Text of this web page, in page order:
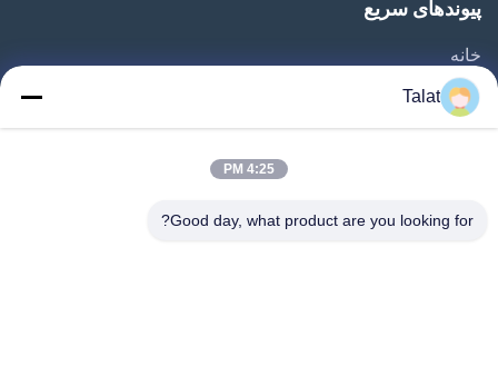
پیوندهای سریع
خانه
محصولات
دربارهی ما
کنترل کیفیت
Talat
4:25 PM
Good day, what product are you looking for?